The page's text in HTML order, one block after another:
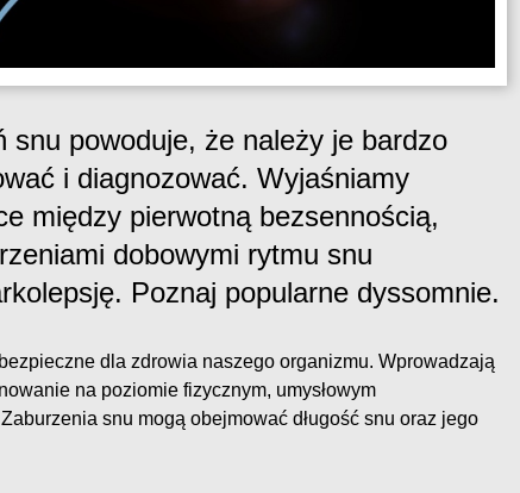
snu powoduje, że należy je bardzo
i diagnozować. Wyjaśniamy
między pierwotną bezsennością,
dobowymi rytmu snu
Poznaj popularne dyssomnie.
dla zdrowia naszego organizmu. Wprowadzają
na poziomie fizycznym, umysłowym
snu mogą obejmować długość snu oraz jego